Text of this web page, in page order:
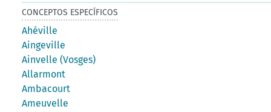
CONCEPTOS ESPECÍFICOS
Ahéville
Aingeville
Ainvelle (Vosges)
Allarmont
Ambacourt
Ameuvelle